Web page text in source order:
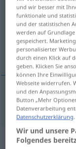
Übersicht aller
(Für mehr Details
herhangi bir
herhangibir
und wir besser mit
funktionale und
und der statistischen
werden auf
gespeichert.
personalisierter
durch einen Klick auf
geben. Klicken Sie
können Ihre
Webseite widerrufen.
und den
Button „Mehr
Datenverarbeitung
Datenschutzerklärung
Wir und unsere
Folgendes